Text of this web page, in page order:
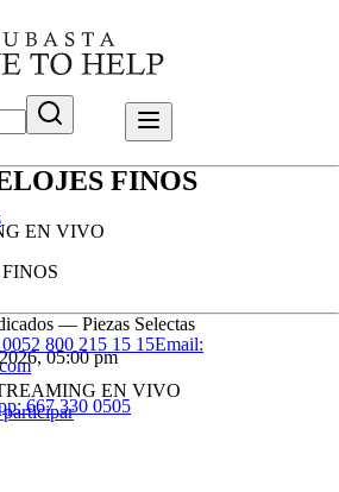
52 800 215 15 15Email:
667 330 0505
FINOS
EN VIVO
— Piezas Selectas
05:00 pm
EN VIVO